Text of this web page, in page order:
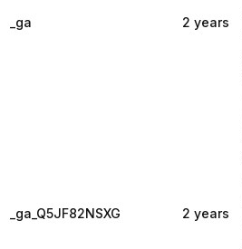
_ga 2 years
_ga_Q5JF82NSXG 2 years